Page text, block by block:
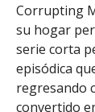
Corrupting
su hogar
serie corta
episódica
regresando
convertido